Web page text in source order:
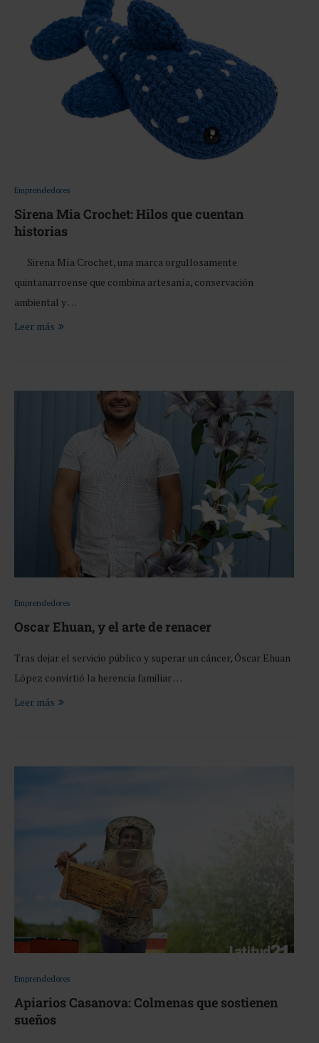
Emprendedores
Sirena Mia Crochet: Hilos que cuentan
historias
Sirena Mía Crochet, una marca orgullosamente
quintanarroense que combina artesanía, conservación
ambiental y …
Leer más
Emprendedores
Oscar Ehuan, y el arte de renacer
Tras dejar el servicio público y superar un cáncer, Óscar Ehuan
López convirtió la herencia familiar …
Leer más
Emprendedores
Apiarios Casanova: Colmenas que sostienen
sueños